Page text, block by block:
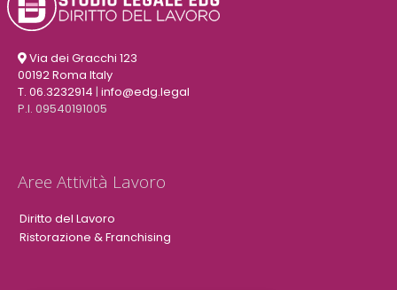
Via dei Gracchi 123
00192 Roma Italy
T. 06.3232914 | info@edg.legal
P.I. 09540191005
Aree Attività Lavoro
Diritto del Lavoro
Ristorazione & Franchising